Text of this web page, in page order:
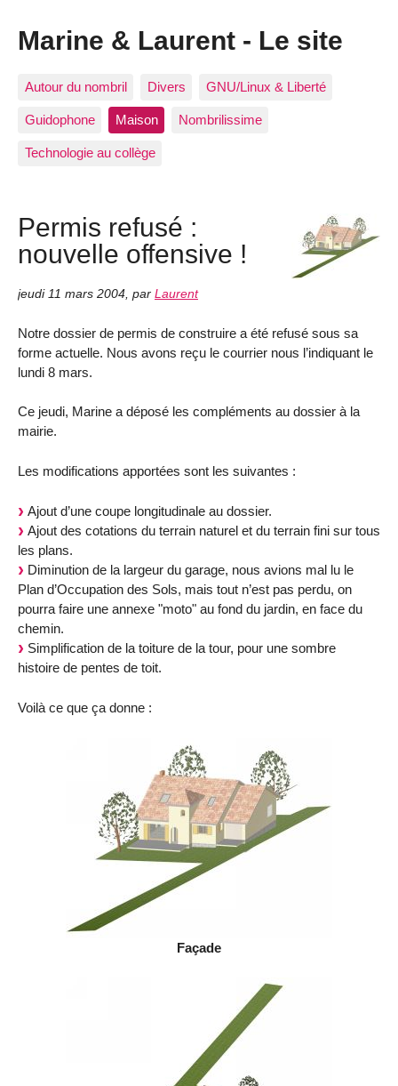
Marine & Laurent - Le site
Autour du nombril Divers GNU/Linux & Liberté
Guidophone Maison Nombrilissime
Technologie au collège
Permis refusé :
nouvelle offensive !
jeudi 11 mars 2004 par Laurent
Notre dossier de permis de construire a été refusé sous sa
forme actuelle. Nous avons reçu le courrier nous l’indiquant le
lundi 8 mars.
Ce jeudi, Marine a déposé les compléments au dossier à la
mairie.
Les modifications apportées sont les suivantes :
Ajout d’une coupe longitudinale au dossier.
Ajout des cotations du terrain naturel et du terrain fini sur tous
les plans.
Diminution de la largeur du garage, nous avions mal lu le
Plan d’Occupation des Sols, mais tout n’est pas perdu, on
pourra faire une annexe "moto" au fond du jardin, en face du
chemin.
Simplification de la toiture de la tour, pour une sombre
histoire de pentes de toit.
Voilà ce que ça donne :
Façade